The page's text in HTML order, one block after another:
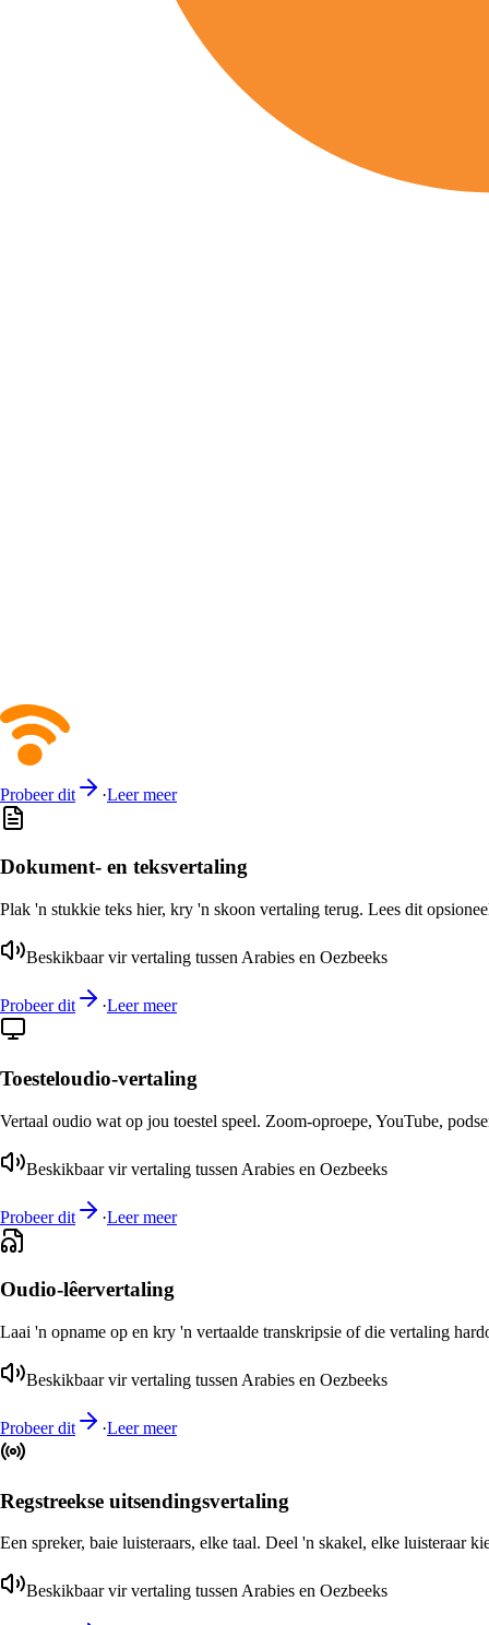
Probeer dit ·Leer meer
Dokument- en teksvertaling
Plak 'n stukkie teks hier, kry 'n skoon vertaling terug. Lees dit
Beskikbaar vir vertaling tussen Arabies en Oezbeeks
Probeer dit ·Leer meer
Toesteloudio-vertaling
Vertaal oudio wat op jou toestel speel. Zoom-oproepe, YouTube,
Beskikbaar vir vertaling tussen Arabies en Oezbeeks
Probeer dit ·Leer meer
Oudio-lêervertaling
Laai 'n opname op en kry 'n vertaalde transkripsie of die vertaling
Beskikbaar vir vertaling tussen Arabies en Oezbeeks
Probeer dit ·Leer meer
Regstreekse uitsendingsvertaling
Een spreker, baie luisteraars, elke taal. Deel 'n skakel, elke luisteraar
Beskikbaar vir vertaling tussen Arabies en Oezbeeks